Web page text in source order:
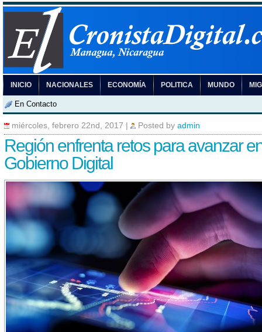
INICIO NACIONALES ECONOMÍA POLITICA MUNDO
En Contacto
miércoles, febrero 22nd, 2017 Posted by admin
Región enfrenta retos para avanzar
Gobierno Digital